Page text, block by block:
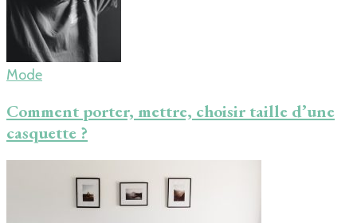
Mode
Comment porter, mettre, choisir taille d’une
casquette ?